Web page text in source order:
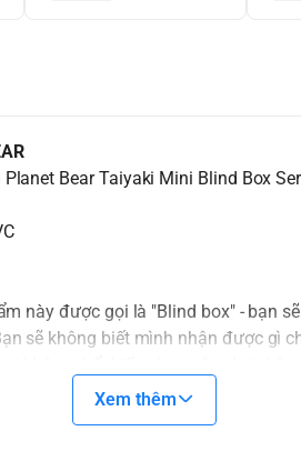
Bear Taiyaki Mini Blind Box
này được gọi là "Blind box" - bạn
sẽ không biết mình nhận được gì
SET sẽ không trùng nhau. Trong
thì sẽ mất một mẫu cơ bản.
Xem thêm